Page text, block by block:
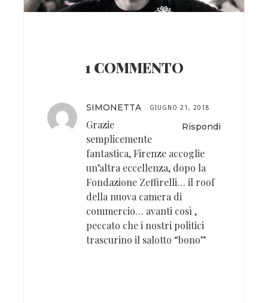
1 COMMENTO
SIMONETTA GIUGNO 21, 2018
Rispondi
Grazie
semplicemente
fantastica, Firenze accoglie
un’altra eccellenza, dopo la
Fondazione Zeffirelli… il roof
della nuova camera di
commercio… avanti così ,
peccato che i nostri politici
trascurino il salotto “bono”